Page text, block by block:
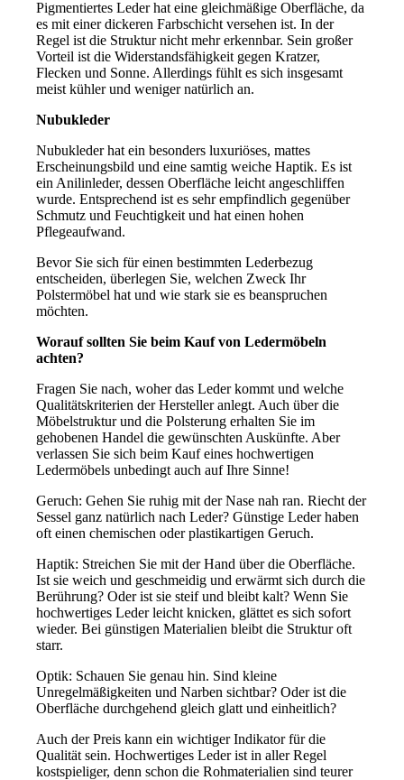
Pigmentiertes Leder hat eine gleichmäßige Oberfläche, da
es mit einer dickeren Farbschicht versehen ist. In der
Regel ist die Struktur nicht mehr erkennbar. Sein großer
Vorteil ist die Widerstandsfähigkeit gegen Kratzer,
Flecken und Sonne. Allerdings fühlt es sich insgesamt
meist kühler und weniger natürlich an.
Nubukleder
Nubukleder hat ein besonders luxuriöses, mattes
Erscheinungsbild und eine samtig weiche Haptik. Es ist
ein Anilinleder, dessen Oberfläche leicht angeschliffen
wurde. Entsprechend ist es sehr empfindlich gegenüber
Schmutz und Feuchtigkeit und hat einen hohen
Pflegeaufwand.
Bevor Sie sich für einen bestimmten Lederbezug
entscheiden, überlegen Sie, welchen Zweck Ihr
Polstermöbel hat und wie stark sie es beanspruchen
möchten.
Worauf sollten Sie beim Kauf von Ledermöbeln
achten?
Fragen Sie nach, woher das Leder kommt und welche
Qualitätskriterien der Hersteller anlegt. Auch über die
Möbelstruktur und die Polsterung erhalten Sie im
gehobenen Handel die gewünschten Auskünfte. Aber
verlassen Sie sich beim Kauf eines hochwertigen
Ledermöbels unbedingt auch auf Ihre Sinne!
Geruch: Gehen Sie ruhig mit der Nase nah ran. Riecht der
Sessel ganz natürlich nach Leder? Günstige Leder haben
oft einen chemischen oder plastikartigen Geruch.
Haptik: Streichen Sie mit der Hand über die Oberfläche.
Ist sie weich und geschmeidig und erwärmt sich durch die
Berührung? Oder ist sie steif und bleibt kalt? Wenn Sie
hochwertiges Leder leicht knicken, glättet es sich sofort
wieder. Bei günstigen Materialien bleibt die Struktur oft
starr.
Optik: Schauen Sie genau hin. Sind kleine
Unregelmäßigkeiten und Narben sichtbar? Oder ist die
Oberfläche durchgehend gleich glatt und einheitlich?
Auch der Preis kann ein wichtiger Indikator für die
Qualität sein. Hochwertiges Leder ist in aller Regel
kostspieliger, denn schon die Rohmaterialien sind teurer